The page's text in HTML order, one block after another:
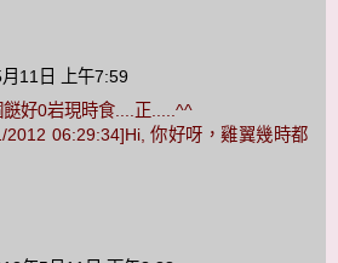
11日 上午7:59
好0岩現時食....正.....^^
2012 06:29:34]Hi, 你好呀，雞翼幾時都